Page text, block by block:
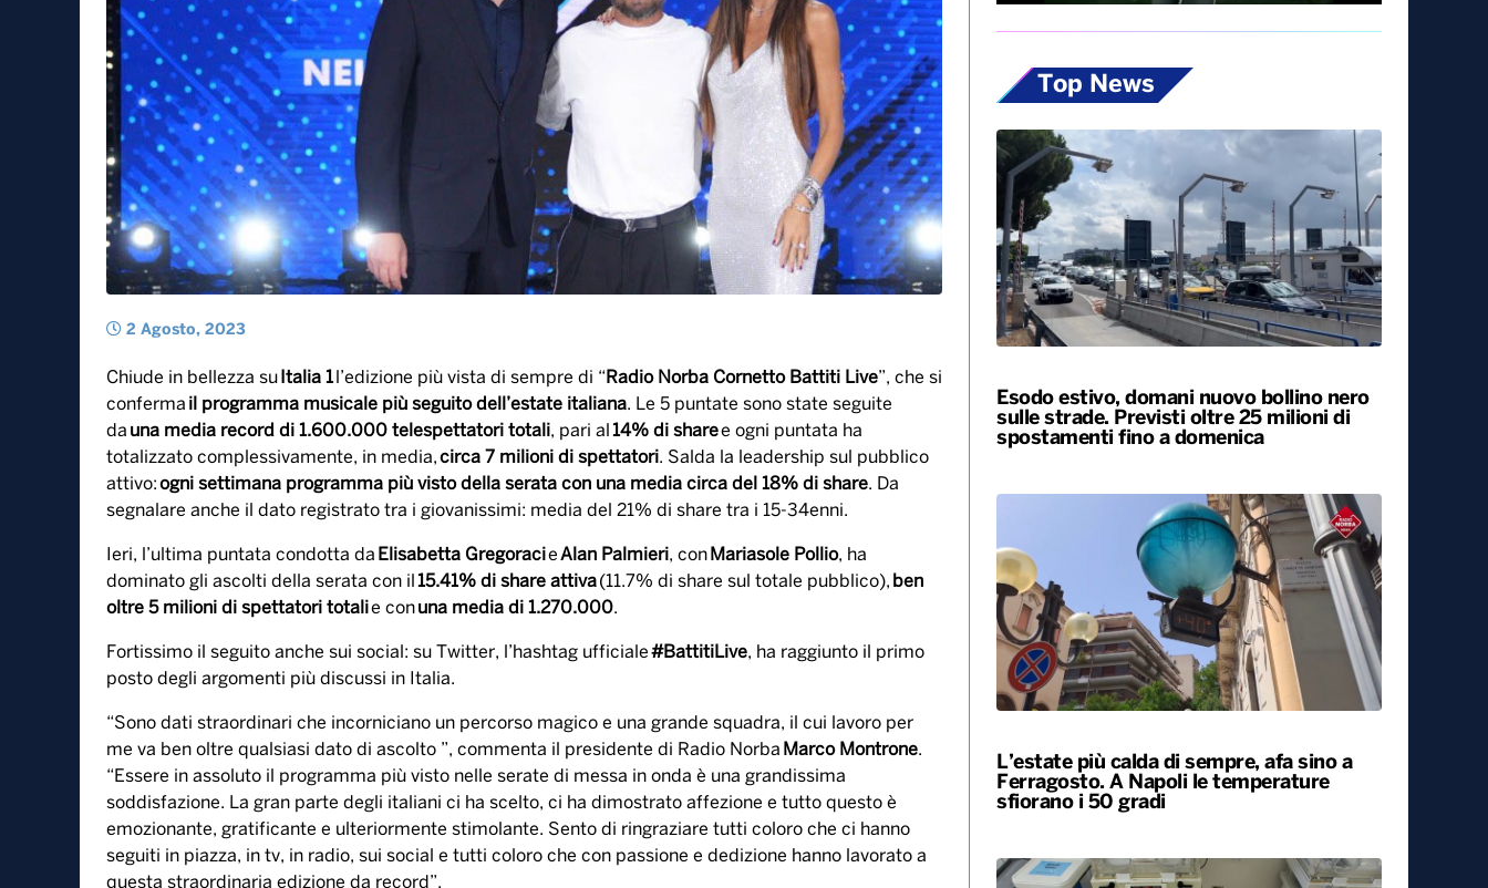
2 Agosto, 2023
Chiude in bellezza su Italia 1 l’edizione più vista di sempre di “ Radio Norba Cornetto Battiti Live”, che si
conferma il programma musicale più seguito dell’estate italiana. Le 5 puntate sono state seguite
da una media record di 1.600.000 telespettatori totali, pari al 14% di sharee ogni puntata ha
totalizzato complessivamente, in media, circa 7 milioni di spettatori. Salda la leadership sul pubblico
attivo: ogni settimana programma più visto della serata con una media circa del 18% di share. Da
segnalare anche il dato registrato tra i giovanissimi: media del 21% di share tra i 15-34enni.
Ieri, l’ultima puntata condotta da Elisabetta Gregoracie Alan Palmieri, con Mariasole Pollio, ha
dominato gli ascolti della serata con il 15.41% di share attiva (11.7% di share sul totale pubblico), ben
oltre 5 milioni di spettatori totalie con una media di 1.270.000.
Fortissimo il seguito anche sui social: su Twitter, l’hashtag ufficiale #BattitiLive, ha raggiunto il primo
posto degli argomenti più discussi in Italia.
“Sono dati straordinari che incorniciano un percorso magico e una grande squadra, il cui lavoro per
me va ben oltre qualsiasi dato di ascolto ”, commenta il presidente di Radio Norba Marco Montrone.
“Essere in assoluto il programma più visto nelle serate di messa in onda è una grandissima
soddisfazione. La gran parte degli italiani ci ha scelto, ci ha dimostrato affezione e tutto questo è
emozionante, gratificante e ulteriormente stimolante. Sento di ringraziare tutti coloro che ci hanno
seguiti in piazza, in tv, in radio, sui social e tutti coloro che con passione e dedizione hanno lavorato a
questa straordinaria edizione da record”.
Top News
Esodo estivo, domani nuovo bollino nero
sulle strade. Previsti oltre 25 milioni di
spostamenti fino a domenica
L’estate più calda di sempre, afa sino a
Ferragosto. A Napoli le temperature
sfiorano i 50 gradi